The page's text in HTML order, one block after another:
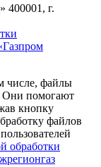
400001, г.
числе, файлы
Они помогают
кнопку
файлов
обработки